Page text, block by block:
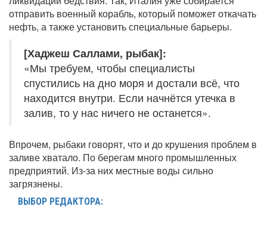
отправить военный корабль, который поможет откачать
нефть, а также установить специальные барьеры.
[Хаджеш Саллами, рыбак]:
«Мы требуем, чтобы специалисты
спустились на дно моря и достали всё, что
находится внутри. Если начнётся утечка в
залив, то у нас ничего не останется».
Впрочем, рыбаки говорят, что и до крушения проблем в
заливе хватало. По берегам много промышленных
предприятий. Из-за них местные воды сильно
загрязнены.
ВЫБОР РЕДАКТОРА: